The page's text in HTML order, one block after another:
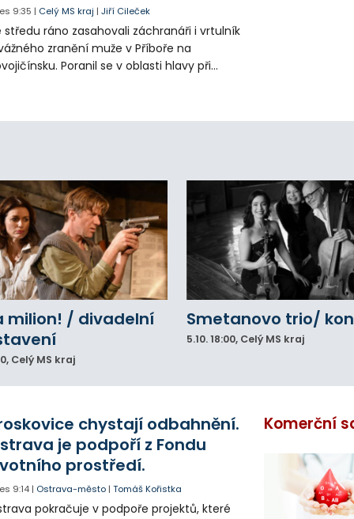
9:35 | Celý MS kraj |Jiří Cileček
středu ráno zasahovali záchranáři i vrtulník
zranění muže v Příboře na
Poranil se v oblasti hlavy při
milion! / divadelní
, Celý MS kraj
Smetanovo trio/
5.10.18:00, Celý MS kraj
chystají odbahnění.
je podpoří z Fondu
prostředí.
9:14 | Ostrava-město |Tomáš Kořistka
pokračuje v podpoře projektů, které
Komerční